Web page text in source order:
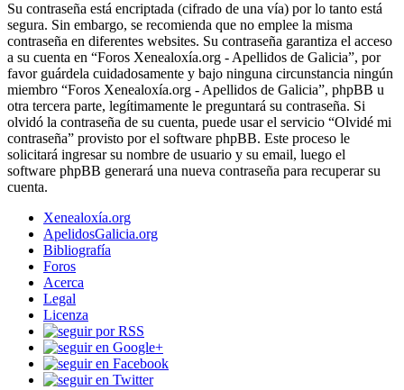
Su contraseña está encriptada (cifrado de una vía) por lo tanto está
segura. Sin embargo, se recomienda que no emplee la misma
contraseña en diferentes websites. Su contraseña garantiza el acceso
a su cuenta en “Foros Xenealoxía.org - Apellidos de Galicia”, por
favor guárdela cuidadosamente y bajo ninguna circunstancia ningún
miembro “Foros Xenealoxía.org - Apellidos de Galicia”, phpBB u
otra tercera parte, legítimamente le preguntará su contraseña. Si
olvidó la contraseña de su cuenta, puede usar el servicio “Olvidé mi
contraseña” provisto por el software phpBB. Este proceso le
solicitará ingresar su nombre de usuario y su email, luego el
software phpBB generará una nueva contraseña para recuperar su
cuenta.
Xenealoxía.org
ApelidosGalicia.org
Bibliografía
Foros
Acerca
Legal
Licenza